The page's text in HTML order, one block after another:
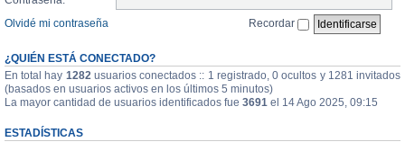
Olvidé mi contraseña
Recordar
¿QUIÉN ESTÁ CONECTADO?
En total hay 1282 usuarios conectados :: 1 registrado, 0 ocultos y 1281 invitados
(basados en usuarios activos en los últimos 5 minutos)
La mayor cantidad de usuarios identificados fue 3691 el 14 Ago 2025, 09:15
ESTADÍSTICAS